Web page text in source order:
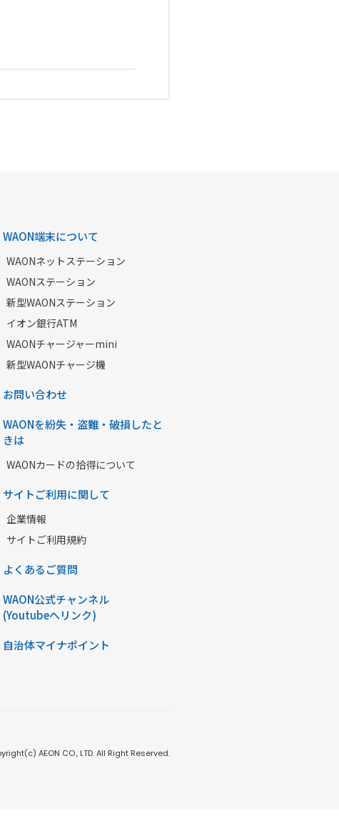
WAON端末について
WAONネットステーション
WAONステーション
新型WAONステーション
イオン銀行ATM
WAONチャージャーmini
新型WAONチャージ機
お問い合わせ
WAONを紛失・盗難・破損したと
きは
WAONカードの拾得について
サイトご利用に関して
企業情報
サイトご利用規約
よくあるご質問
WAON公式チャンネル
(Youtubeへリンク)
自治体マイナポイント
AEON CO., LTD. All Right Reserved.